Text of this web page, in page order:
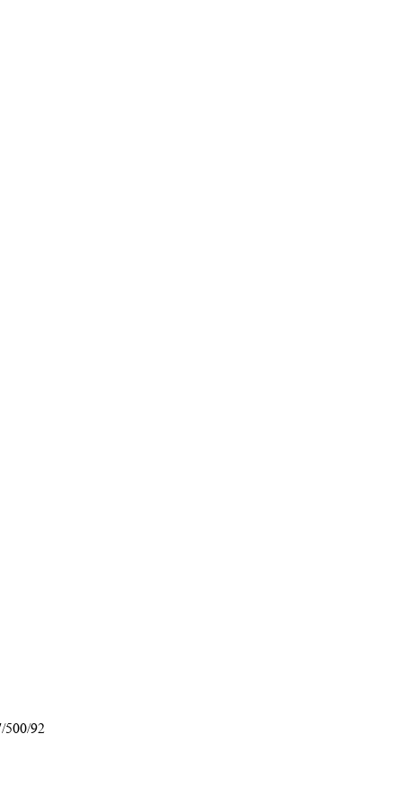
500/92